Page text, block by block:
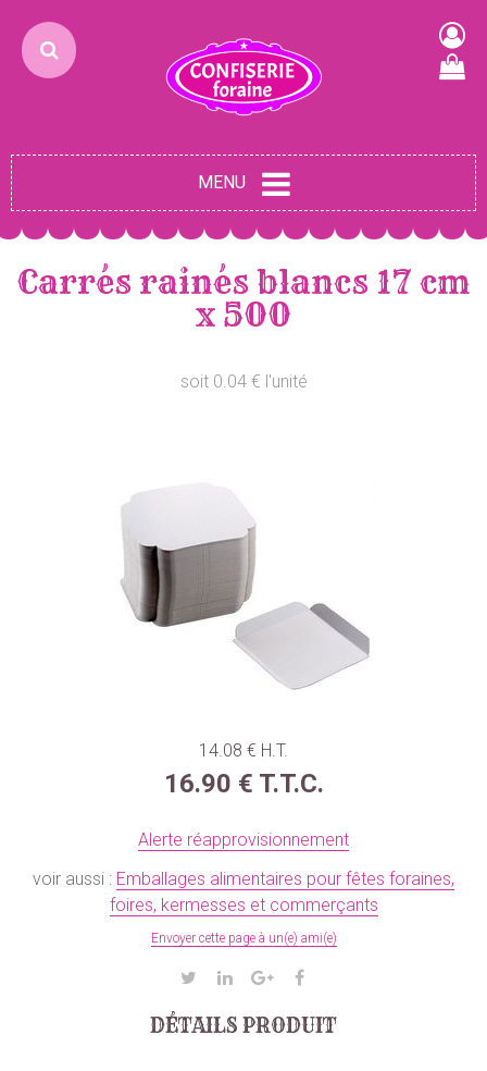
MENU
Carrés rainés blancs 17 cm
x 500
soit 0.04 € l'unité
14.08 € H.T.
16.90 € T.T.C.
Alerte réapprovisionnement
voir aussi : Emballages alimentaires pour fêtes foraines,
foires, kermesses et commerçants
Envoyer cette page à un(e) ami(e)
DÉTAILS PRODUIT